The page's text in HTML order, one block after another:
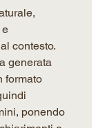
e
contesto.
generata
formato
ponendo